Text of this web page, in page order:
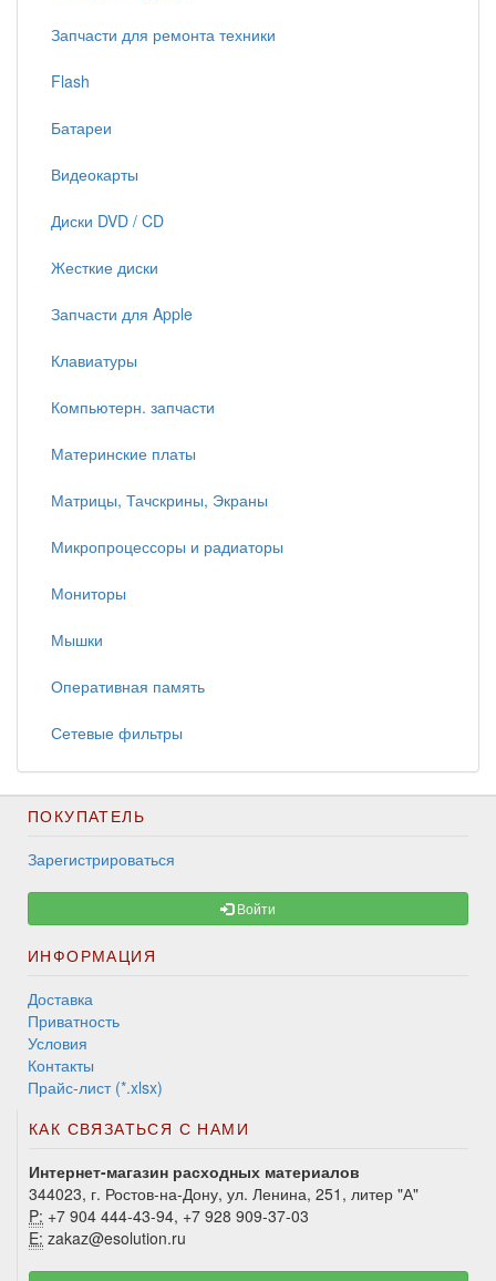
Запчасти для ремонта техники
Flash
Батареи
Видеокарты
Диски DVD / CD
Жесткие диски
Запчасти для Apple
Клавиатуры
Компьютерн. запчасти
Материнские платы
Матрицы, Тачскрины, Экраны
Микропроцессоры и радиаторы
Мониторы
Мышки
Оперативная память
Сетевые фильтры
ПОКУПАТЕЛЬ
Зарегистрироваться
Войти
ИНФОРМАЦИЯ
Доставка
Приватность
Условия
Контакты
Прайс-лист (*.xlsx)
КАК СВЯЗАТЬСЯ С НАМИ
Интернет-магазин расходных материалов
344023, г. Ростов-на-Дону, ул. Ленина, 251, литер "А"
P: +7 904 444-43-94, +7 928 909-37-03
E: zakaz@esolution.ru